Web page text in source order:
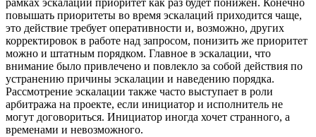
рамках эскалации приоритет как раз будет понижен. Конечно
повышать приоритеты во время эскалаций приходится чаще,
это действие требует оперативности и, возможно, других
корректировок в работе над запросом, понизить же приоритет
можно и штатным порядком. Главное в эскалации, что
внимание было привлечено и повлекло за собой действия по
устранению причины эскалации и наведению порядка.
Рассмотрение эскалации также часто выступает в роли
арбитража на проекте, если инициатор и исполнитель не
могут договориться. Инициатор иногда хочет странного, а
временами и невозможного.